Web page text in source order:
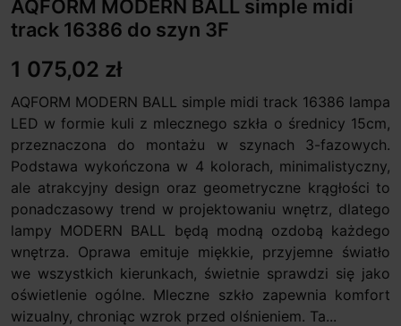
AQFORM MODERN BALL simple midi
track 16386 do szyn 3F
1 075,02 zł
AQFORM MODERN BALL simple midi track 16386 lampa
LED w formie kuli z mlecznego szkła o średnicy 15cm,
przeznaczona do montażu w szynach 3-fazowych.
Podstawa wykończona w 4 kolorach, minimalistyczny,
ale atrakcyjny design oraz geometryczne krągłości to
ponadczasowy trend w projektowaniu wnętrz, dlatego
lampy MODERN BALL będą modną ozdobą każdego
wnętrza. Oprawa emituje miękkie, przyjemne światło
we wszystkich kierunkach, świetnie sprawdzi się jako
oświetlenie ogólne. Mleczne szkło zapewnia komfort
wizualny, chroniąc wzrok przed olśnieniem. Ta...